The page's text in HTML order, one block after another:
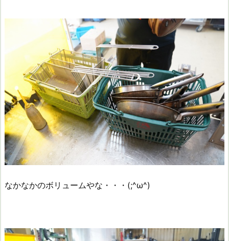
なかなかのボリュームやな・・・(;^ω^)